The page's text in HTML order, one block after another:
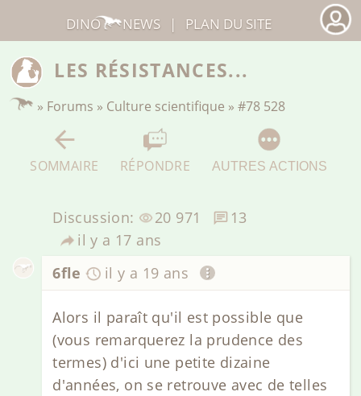
LES RÉSISTANCES...
» Forums » Culture scientifique »#78 528
SOMMAIRE RÉPONDRE AUTRES ACTIONS
Discussion: 20 971
13
il y a 17 ans
6fle
il y a 19 ans
Alors il paraît qu'il est possible que
(vous remarquerez la prudence des
termes) d'ici une petite dizaine
d'années, on se retrouve avec de telles
DINO NEWS | PLAN DU SITE